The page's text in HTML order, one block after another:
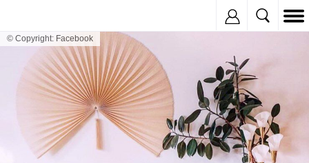
© Copyright: Facebook